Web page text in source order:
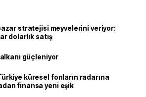
stratejisi meyvelerini veriyor:
dolarlık satış
güçleniyor
küresel fonların radarına
finansa yeni eşik